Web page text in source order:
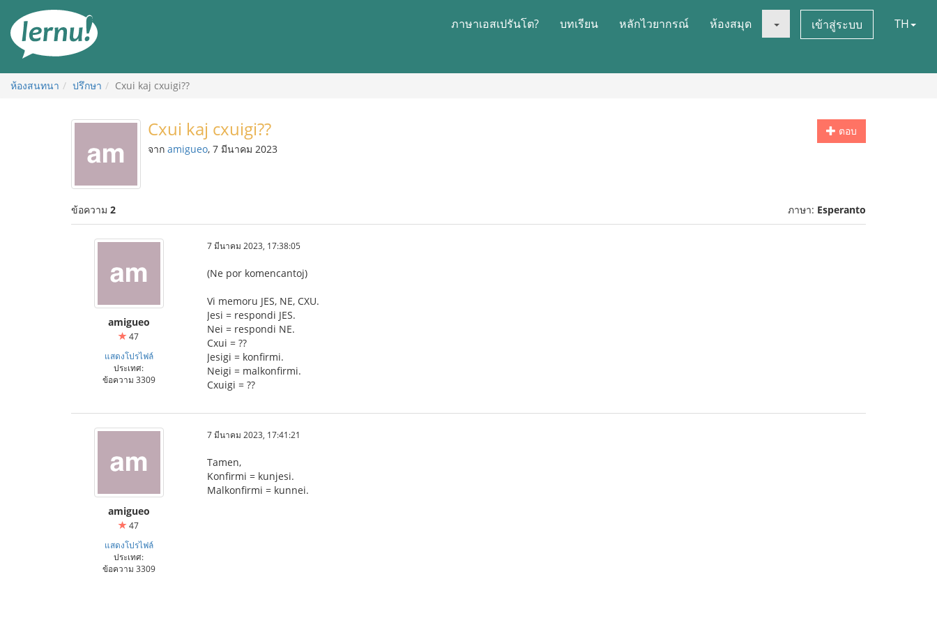
สารบัญ
ภาษาเอสเปรันโต? บทเรียน หลักไวยากรณ์ ห้องสมุด เข้าสู่ระบบ TH
ห้องสนทนา ปรึกษา Cxui kaj cxuigi??
ตอบ
Cxui kaj cxuigi??
จาก amigueo, 7 มีนาคม 2023
ข้อความ 2 ภาษา: Esperanto
amigueo
47
แสดงโปรไฟล์
ประเทศ:
ข้อความ 3309
7 มีนาคม 2023, 17:38:05
(Ne por komencantoj)
Vi memoru JES, NE, CXU.
Jesi = respondi JES.
Nei = respondi NE.
Cxui = ??
Jesigi = konfirmi.
Neigi = malkonfirmi.
Cxuigi = ??
amigueo
47
แสดงโปรไฟล์
ประเทศ:
ข้อความ 3309
7 มีนาคม 2023, 17:41:21
Tamen,
Konfirmi = kunjesi.
Malkonfirmi = kunnei.